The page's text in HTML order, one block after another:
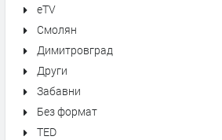
eTV
Смолян
Димитровград
Други
Забавни
Без формат
TED